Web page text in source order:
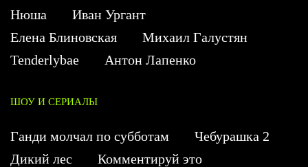
Нюша
Иван Ургант
Елена Блиновская
Михаил Галустян
Tenderlybae
Антон Лапенко
ШОУ И СЕРИАЛЫ
Ганди молчал по субботам
Чебурашка 2
Дикий лес
Комментируй это